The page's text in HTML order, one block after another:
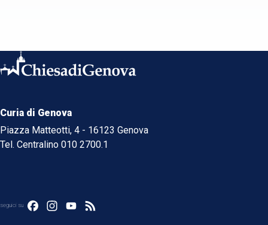
Curia di Genova
Piazza Matteotti, 4 - 16123 Genova
Tel. Centralino 010 2700.1
seguici su FacebookInstagram
YouTube